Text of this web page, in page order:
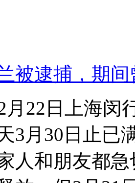
被逮捕，期
月22日上海
3月30日止已
人和朋友都